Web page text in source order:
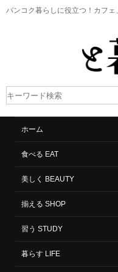
バンコク暮らしに役立つ！ カフェ
ホーム
食べる EAT
美しく BEAUTY
揃える SHOP
習う STUDY
暮らす LIFE
ホーム と暮らすからのお知らせ
佐渡島大使チャ